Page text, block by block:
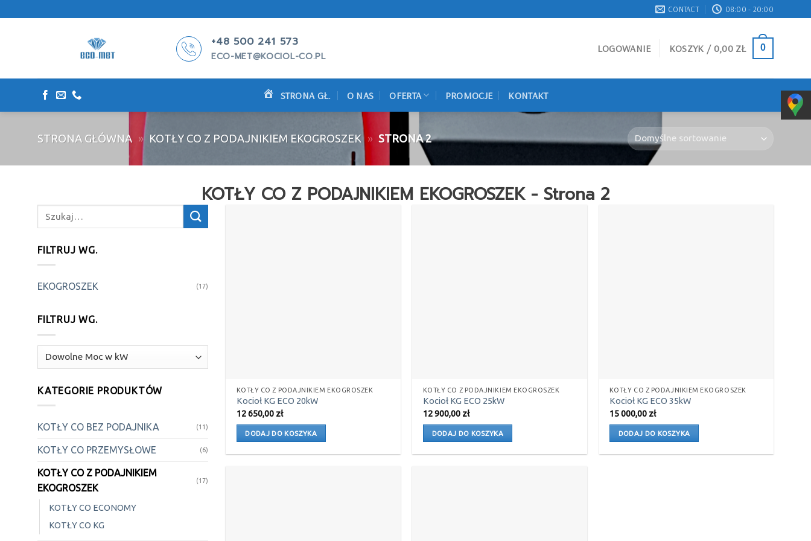
to
CONTACT 08:00 - 20:00
+48 500 241 573
ECO-MET@KOCIOL-CO.PL
LOGOWANIE KOSZYK / 0,00 ZŁ 0
STRONA GŁ. O NAS OFERTA PROMOCJE KONTAKT
STRONA GŁÓWNA » KOTŁY CO Z PODAJNIKIEM EKOGROSZEK » STRONA 2
KOTŁY CO Z PODAJNIKIEM EKOGROSZEK - Strona 2
Szukaj:
FILTRUJ WG.
EKOGROSZEK (17)
FILTRUJ WG.
KATEGORIE PRODUKTÓW
KOTŁY CO BEZ PODAJNIKA (11)
KOTŁY CO PRZEMYSŁOWE (6)
KOTŁY CO Z PODAJNIKIEM
EKOGROSZEK
(17)
KOTŁY CO ECONOMY
KOTŁY CO KG
KOTŁY CO Z PODAJNIKIEM EKOGROSZEK
Kocioł KG ECO 20kW
12 650,00 zł
DODAJ DO KOSZYKA
KOTŁY CO Z PODAJNIKIEM EKOGROSZEK
Kocioł KG ECO 25kW
12 900,00 zł
DODAJ DO KOSZYKA
KOTŁY CO Z PODAJNIKIEM EKOGROSZEK
Kocioł KG ECO 35kW
15 000,00 zł
DODAJ DO KOSZYKA